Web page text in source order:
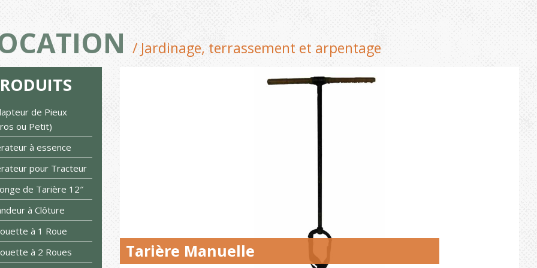
/ Jardinage, terrassement et arpentage
de Pieux
ou Petit)
à essence
pour Tracteur
de Tarière 12″
à Clôture
à 1 Roue
à 2 Roues
Tarière Manuelle